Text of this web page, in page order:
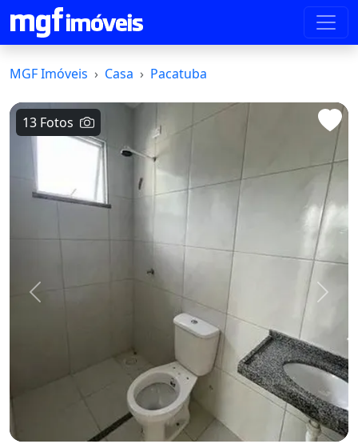
MGF Imóveis Casa Pacatuba
13 Fotos
Voltar